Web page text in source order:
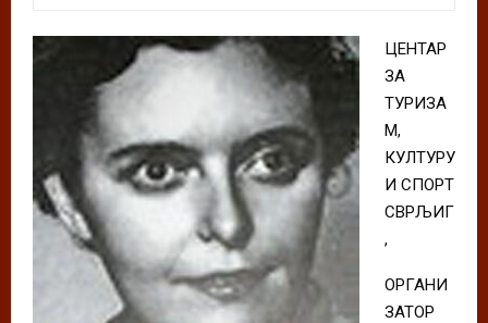
ЦЕНТАР
ЗА
ТУРИЗА
М,
КУЛТУРУ
И СПОРТ
СВРЉИГ
,
ОРГАНИ
ЗАТОР